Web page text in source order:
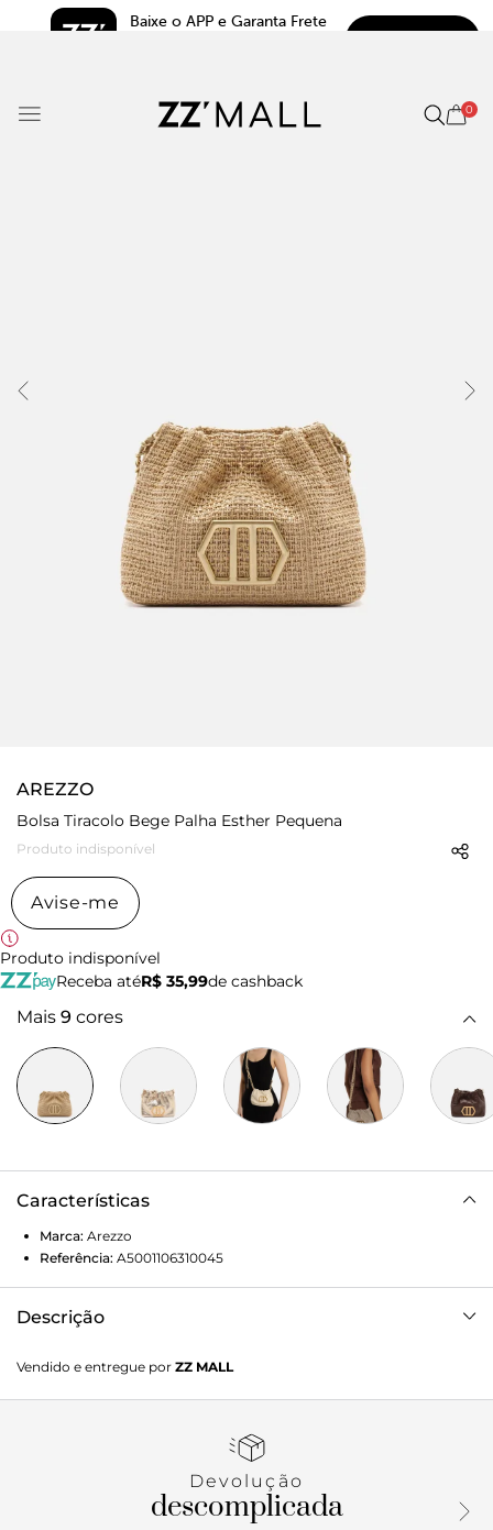
Baixe o APP e Garanta Frete
0
AREZZO
Bolsa Tiracolo Bege Palha Esther Pequena
Produto indisponível
Avise-me
Produto indisponível
Receba atéR$ 35,99de cashback
Mais 9 cores
Características
Marca: Arezzo
Referência: A5001106310045
Descrição
formato macio e capas em palha tramada. Traz alça em
corrente metálica dupla com tiras de couro entrelaçadas e
pingente. Possui borda superior franzida, com alça que
metal dourada, geométrica e vazada aplicada na capa.
Vendido e entregue por ZZ MALL
Devolução
descomplicada